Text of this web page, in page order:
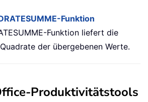
Funktion
Funktion liefert die
der übergebenen Werte.
Produktivitätstools